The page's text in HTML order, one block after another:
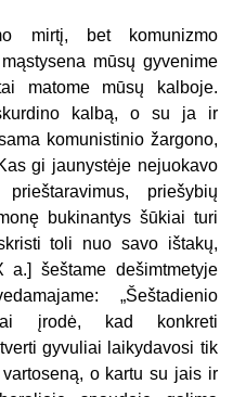
mirtį, bet komunizmo
mūsų gyvenime
matome mūsų kalboje.
kalbą, o su ja ir
komunistinio žargono,
gi jaunystėje nejuokavo
priešybių
bukinantys šūkiai turi
toli nuo savo ištakų,
šeštame dešimtmetyje
„Šeštadienio
įrodė, kad konkreti
gyvuliai laikydavosi tik
o kartu su jais ir